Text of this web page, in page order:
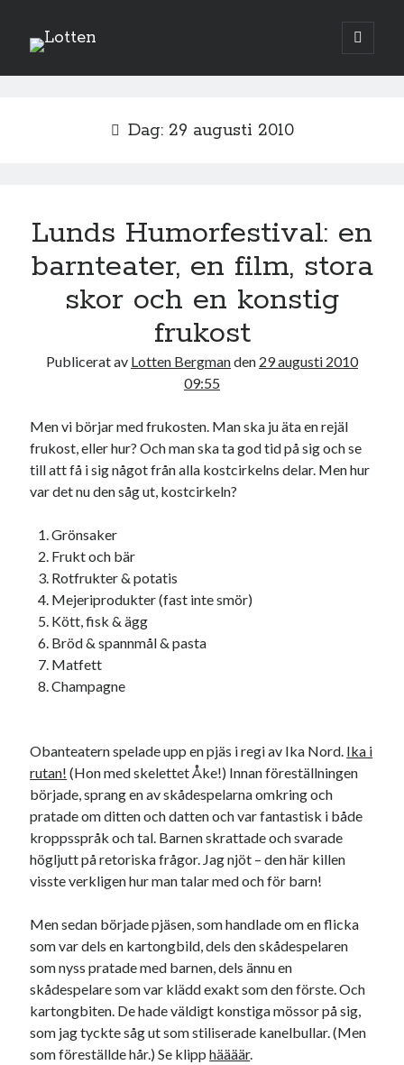
Lotten
öppna
primär
Sidopanel
T F L S
16 17 18 19 20 21 22
23 24 25 26 27 28 29
31
Etiketter
#blogg100
historia hotell jobb
Julkalenderfacit Julkalendern
julkalendern 2021 Julkalendern 2024 konst
kåseri lifvet Lund mat minne
nostalgi ord radio recept
reklam resa sekrutt skola
sommar språk språkpolis
Stockholm svenska
Dag: 29 augusti 2010
Lunds Humorfestival: en
barnteater, en film, stora
skor och en konstig
frukost
Publicerat av Lotten Bergmanden 29 augusti 2010
09:55
Men vi börjar med frukosten. Man ska ju äta en rejäl
frukost, eller hur? Och man ska ta god tid på sig och se
till att få i sig något från alla kostcirkelns delar. Men hur
var det nu den såg ut, kostcirkeln?
Grönsaker
Frukt och bär
Rotfrukter & potatis
Mejeriprodukter (fast inte smör)
Kött, fisk & ägg
Bröd & spannmål & pasta
Matfett
Champagne
Obanteatern spelade upp en pjäs i regi av Ika Nord. Ika i
rutan! (Hon med skelettet Åke!) Innan föreställningen
började, sprang en av skådespelarna omkring och
pratade om ditten och datten och var fantastisk i både
kroppsspråk och tal. Barnen skrattade och svarade
högljutt på retoriska frågor. Jag njöt – den här killen
visste verkligen hur man talar med och för barn!
Men sedan började pjäsen, som handlade om en flicka
som var dels en kartongbild, dels den skådespelaren
som nyss pratade med barnen, dels ännu en
skådespelare som var klädd exakt som den förste. Och
kartongbiten. De hade väldigt konstiga mössor på sig,
som jag tyckte såg ut som stiliserade kanelbullar. (Men
som föreställde hår.) Se klipphäääär.